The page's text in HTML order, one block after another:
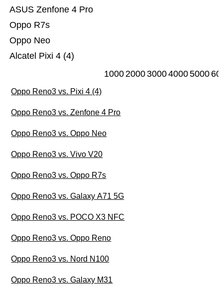
Alcatel Pixi 4 (4)
Oppo Neo
Oppo R7s
ASUS Zenfone 4 Pro
10002000300040005000
Oppo Reno3 vs. Pixi 4 (4)
Oppo Reno3 vs. Zenfone 4 Pro
Oppo Reno3 vs. Oppo Neo
Oppo Reno3 vs. Vivo V20
Oppo Reno3 vs. Oppo R7s
Oppo Reno3 vs. Galaxy A71 5G
Oppo Reno3 vs. POCO X3 NFC
Oppo Reno3 vs. Oppo Reno
Oppo Reno3 vs. Nord N100
Oppo Reno3 vs. Galaxy M31